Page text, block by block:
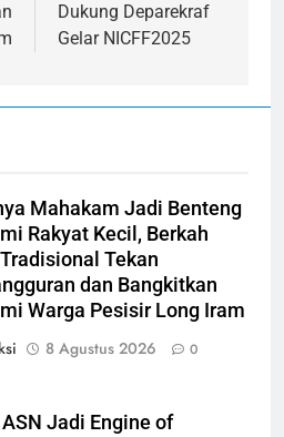
Dukung Deparekraf
Gelar NICFF2025
Mahakam Jadi Benteng
Rakyat Kecil, Berkah
Tekan
dan Bangkitkan
Warga Pesisir Long Iram
8 Agustus 2026 0
Jadi Engine of